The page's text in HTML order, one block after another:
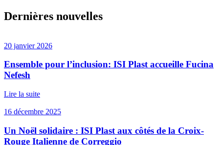
Dernières nouvelles
20 janvier 2026
Ensemble pour l’inclusion: ISI Plast accueille Fucina
Nefesh
Lire la suite
16 décembre 2025
Un Noël solidaire : ISI Plast aux côtés de la Croix-
Rouge Italienne de Correggio